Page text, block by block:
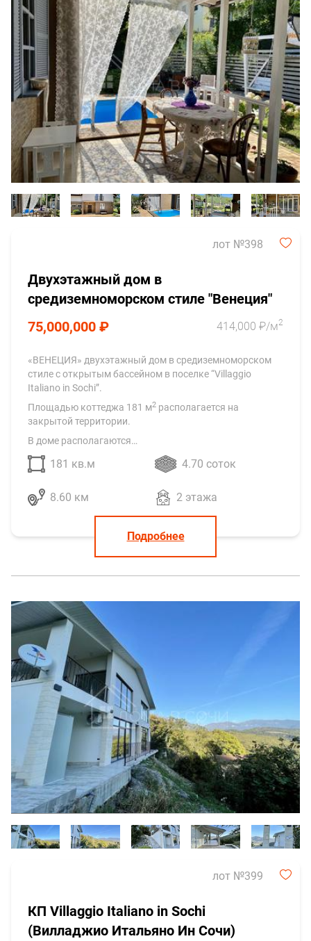
лот №398
Двухэтажный дом в
средиземноморском стиле "Венеция"
75,000,000 ₽
414,000 ₽/м2
«ВЕНЕЦИЯ» двухэтажный дом в средиземноморском
стиле с открытым бассейном в поселке “Villaggio
Italiano in Sochi”.
Площадью коттеджа 181 м2 располагается на
закрытой территории.
В доме располагаются…
181 кв.м 4.70 соток
8.60 км 2 этажа
Подробнее
лот №399
КП Villaggio Italiano in Sochi
(Вилладжио Итальяно Ин Сочи)